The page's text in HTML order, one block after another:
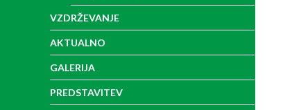
VZDRŽEVANJE
AKTUALNO
GALERIJA
PREDSTAVITEV